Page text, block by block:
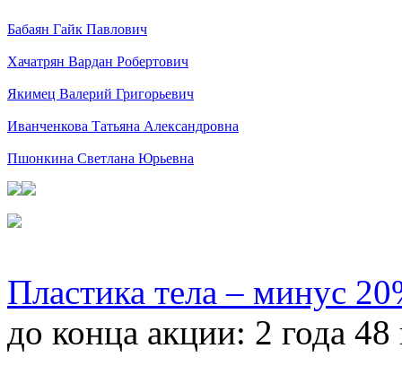
Бабаян Гайк Павлович
Хачатрян Вардан Робертович
Якимец Валерий Григорьевич
Иванченкова Татьяна Александровна
Пшонкина Светлана Юрьевна
Пластика тела – минус
до конца акции: 2 года 48